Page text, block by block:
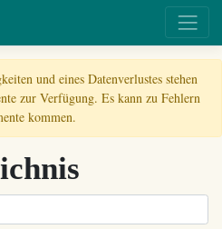
und eines Datenverlustes stehen
zur Verfügung. Es kann zu Fehlern
kommen.